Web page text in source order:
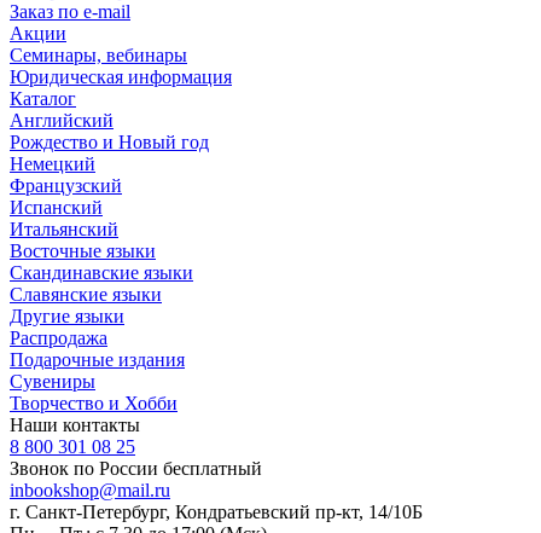
Заказ по e-mail
Акции
Семинары, вебинары
Юридическая информация
Каталог
Английский
Рождество и Новый год
Немецкий
Французский
Испанский
Итальянский
Восточные языки
Скандинавские языки
Славянские языки
Другие языки
Распродажа
Подарочные издания
Сувениры
Творчество и Хобби
Наши контакты
8 800 301 08 25
Звонок по России бесплатный
inbookshop@mail.ru
г. Санкт-Петербург, Кондратьевский пр-кт, 14/10Б